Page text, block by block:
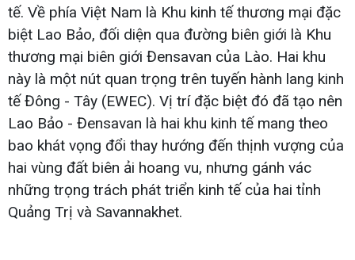
tế. Về phía Việt Nam là Khu kinh tế thương mại đặc
biệt Lao Bảo, đối diện qua đường biên giới là Khu
thương mại biên giới Đensavan của Lào. Hai khu
này là một nút quan trọng trên tuyến hành lang kinh
tế Đông - Tây (EWEC). Vị trí đặc biệt đó đã tạo nên
Lao Bảo - Đensavan là hai khu kinh tế mang theo
bao khát vọng đổi thay hướng đến thịnh vượng của
hai vùng đất biên ải hoang vu, nhưng gánh vác
những trọng trách phát triển kinh tế của hai tỉnh
Quảng Trị và Savannakhet.